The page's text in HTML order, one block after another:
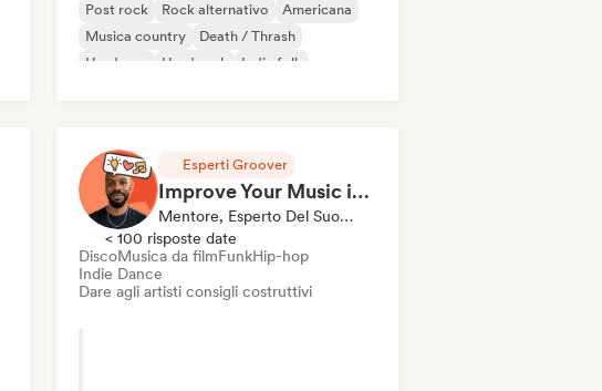
Post rock Rock alternativo
Americana
Musica country
Death / Thrash
Hardcore
Hard rock Indie folk
Esperti Groover
Improve Your Music in a 90min Coaching Session
Mentore, Esperto Del Suono
< 100 risposte date
DiscoMusica da filmFunkHip-hop
Indie Dance
Dare agli artisti consigli costruttivi